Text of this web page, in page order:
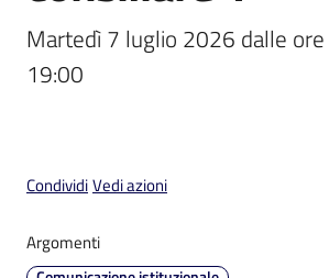
Vivere
V
Martedì 7 luglio 2026 dalle
19:00
CondividiVedi azioni
Argomenti